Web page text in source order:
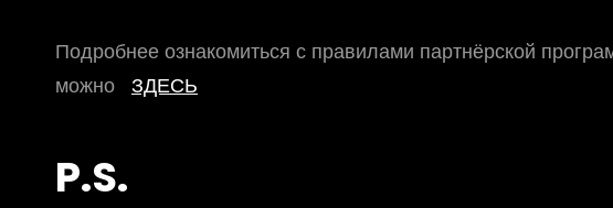
Подробнее ознакомиться с правилами партнёрской
можно ЗДЕСЬ
P.S.